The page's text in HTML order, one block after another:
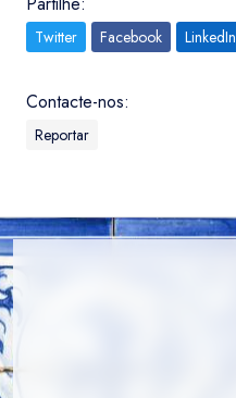
Twitter Facebook LinkedIn
Contacte-nos:
Reportar